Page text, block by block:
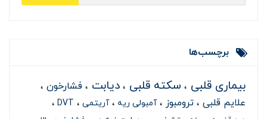
برچسب‌ها
بیماری قلبی سکته قلبی دیابت
فشارخون
علایم قلبی
ترومبوز آمبولی ریه آریتمی
DVT